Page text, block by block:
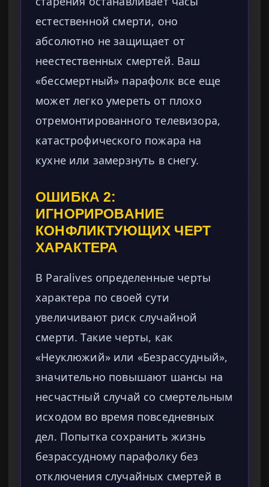
естественной смерти, оно
абсолютно не защищает от
неестественных смертей. Ваш
«бессмертный» парафолк все еще
может легко умереть от плохо
отремонтированного телевизора,
катастрофического пожара на
кухне или замерзнуть в снегу.
ОШИБКА 2:
ИГНОРИРОВАНИЕ
КОНФЛИКТУЮЩИХ ЧЕРТ
ХАРАКТЕРА
В Paralives определенные черты
характера по своей сути
увеличивают риск случайной
смерти. Такие черты, как
«Неуклюжий» или «Безрассудный»,
значительно повышают шансы на
несчастный случай со смертельным
исходом во время повседневных
дел. Попытка сохранить жизнь
безрассудному парафолку без
отключения случайных смертей в